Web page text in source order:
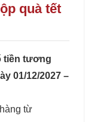
quà tết
tiền tương
01/12/2027 –
từ